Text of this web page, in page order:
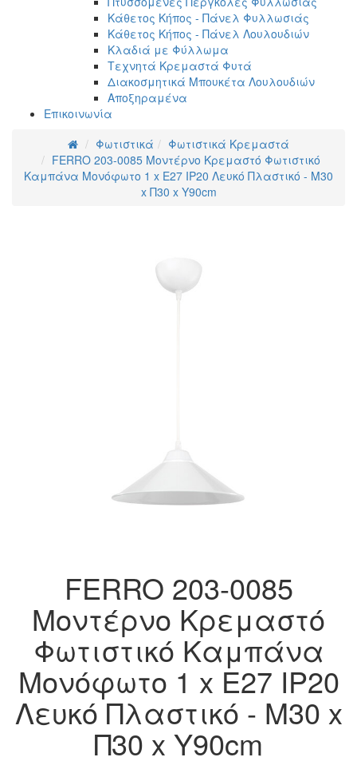
Κάθετος Κήπος - Πάνελ Φυλλωσιάς
Κάθετος Κήπος - Πάνελ Λουλουδιών
Κλαδιά με Φύλλωμα
Τεχνητά Κρεμαστά Φυτά
Διακοσμητικά Μπουκέτα Λουλουδιών
Αποξηραμένα
Επικοινωνία
Φωτιστικά
Φωτιστικά Κρεμαστά
FERRO 203-0085 Μοντέρνο Κρεμαστό Φωτιστικό
Καμπάνα Μονόφωτο 1 x E27 IP20 Λευκό Πλαστικό - Μ30
x Π30 x Υ90cm
FERRO 203-0085
Μοντέρνο Κρεμαστό
Φωτιστικό Καμπάνα
Μονόφωτο 1 x E27 IP20
Λευκό Πλαστικό - Μ30 x
Π30 x Υ90cm